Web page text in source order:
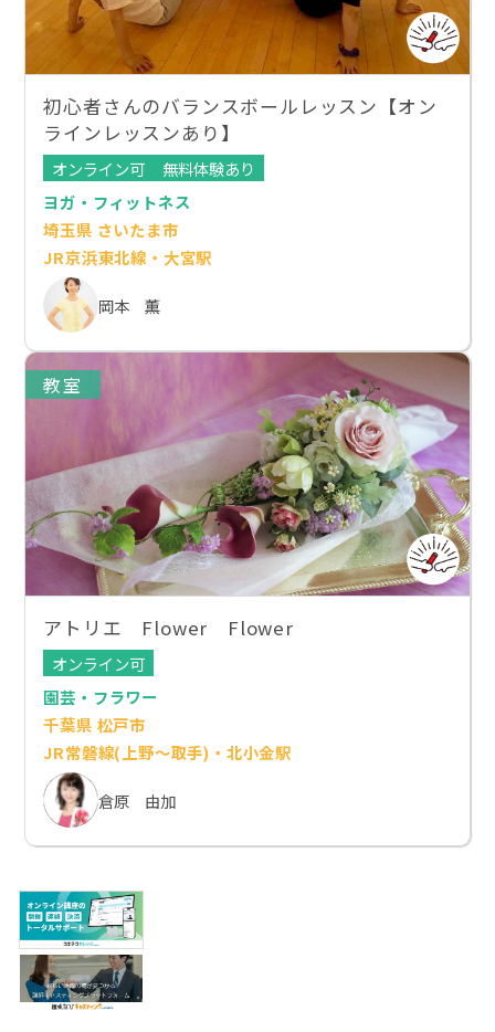
初心者さんのバランスボールレッスン【オン
ラインレッスンあり】
オンライン可
無料体験あり
ヨガ・フィットネス
埼玉県 さいたま市
JR京浜東北線・大宮駅
岡本 薫
教室
アトリエ Flower Flower
オンライン可
園芸・フラワー
千葉県 松戸市
JR常磐線(上野～取手)・北小金駅
倉原 由加